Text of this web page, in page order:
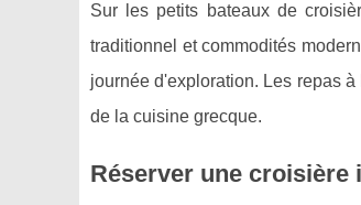
Sur les petits bateaux de
traditionnel et commodités
journée d'exploration. Les repas
de la cuisine grecque.
Réserver une croisière